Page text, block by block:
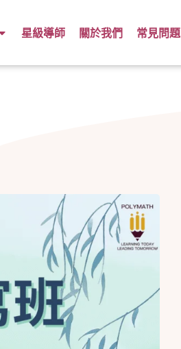
星級導師 關於我們 常見問題